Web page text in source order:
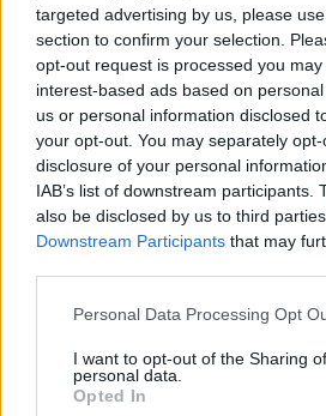
targeted advertising by us, please
section to confirm your selection.
opt-out request is processed you
interest-based ads based on
us or personal information disclosed
your opt-out. You may separately
disclosure of your personal
IAB’s list of downstream participants.
also be disclosed by us to third
Downstream Participants that may
Personal Data Processing Opt
I want to opt-out of the Sharing
personal data.
Opted In
10/09/2022 - 10:00
Τεχνητή Νοημοσύνη και
Δύο «υπερόπλα» στην
σπονδυλικής στήλης